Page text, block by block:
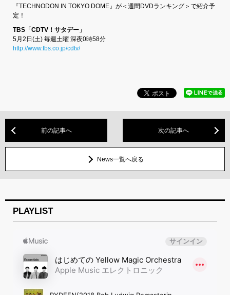
『TECHNODON IN TOKYO DOME』が＜週間DVDランキング＞で紹介予
定！
TBS「CDTV！サタデー」
5月2日(土) 毎週土曜 深夜0時58分
http://www.tbs.co.jp/cdtv/
前の記事へ 次の記事へ
News一覧へ戻る
PLAYLIST